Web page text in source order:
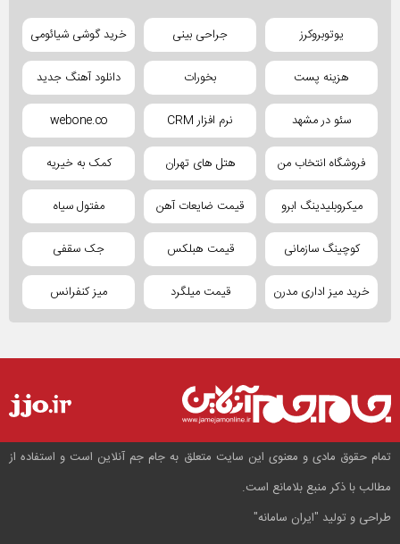
یوتوبروکرز جراحی بینی خرید گوشی شیائومی
هزینه پست بخورات دانلود آهنگ جدید
سئو در مشهد نرم افزار CRM webone.co
فروشگاه انتخاب من هتل های تهران کمک به خیریه
میکروبلیدینگ ابرو قیمت ضایعات آهن مفتول سیاه
کوچینگ سازمانی قیمت هبلکس جک سقفی
خرید میز اداری مدرن قیمت میلگرد میز کنفرانس
تمام حقوق مادی و معنوی این سایت متعلق به جام جم آنلاین است و استفاده از
مطالب با ذکر منبع بلامانع است.
طراحی و تولید "ایران سامانه"